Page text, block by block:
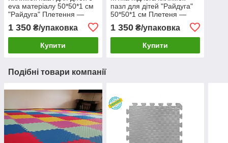
eva матеріалу 50*50*1 см
"Райдуга" Плетення —
1 350 ₴/упаковка
Купити
пазл для дітей "Райдуга"
50*50*1 см Плетеня —
1 350₴/упаковка
Купити
Подібні товари компанії